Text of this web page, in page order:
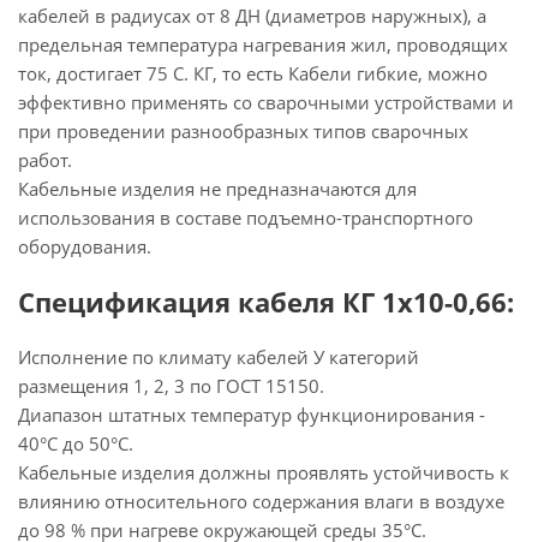
кабелей в радиусах от 8 ДН (диаметров наружных), а
предельная температура нагревания жил, проводящих
ток, достигает 75 С. КГ, то есть Кабели гибкие, можно
эффективно применять со сварочными устройствами и
при проведении разнообразных типов сварочных
работ.
Кабельные изделия не предназначаются для
использования в составе подъемно-транспортного
оборудования.
Спецификация кабеля КГ 1х10-0,66:
Исполнение по климату кабелей У категорий
размещения 1, 2, 3 по ГОСТ 15150.
Диапазон штатных температур функционирования -
40°С до 50°С.
Кабельные изделия должны проявлять устойчивость к
влиянию относительного содержания влаги в воздухе
до 98 % при нагреве окружающей среды 35°С.